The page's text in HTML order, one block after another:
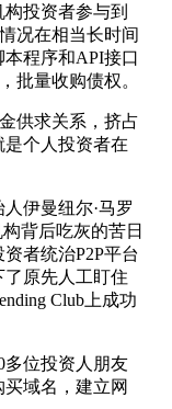
投资者参与到
况在相当长时间
程序和API接口
批量收购债权。
供求关系，挤占
个人投资者在
伊曼纽尔·马罗
构背后吃灰的苦日
者统治P2P平台
原先人工盯住
Club上成功
位投资人朋友
域名，建立网